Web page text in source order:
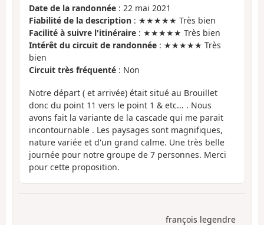
Date de la randonnée : 22 mai 2021
Fiabilité de la description : ★★★★★ Très bien
Facilité à suivre l'itinéraire : ★★★★★ Très bien
Intérêt du circuit de randonnée : ★★★★★ Très
bien
Circuit très fréquenté : Non
Notre départ ( et arrivée) était situé au Brouillet
donc du point 11 vers le point 1 & etc... . Nous
avons fait la variante de la cascade qui me parait
incontournable . Les paysages sont magnifiques,
nature variée et d'un grand calme. Une très belle
journée pour notre groupe de 7 personnes. Merci
pour cette proposition.
françois legendre